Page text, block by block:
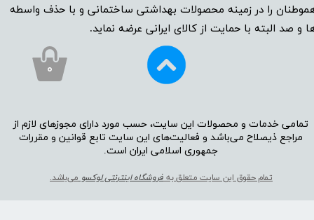
را در زمینه‌‌‌ محصولات بهداشتی ساختمانی و با حذف واسطه
و صد البته با حمایت از کالای ایرانی عرضه نماید.
تمامی خدمات و محصولات این سایت، حسب مورد دارای مجوز‌‌‌‌های لازم از
مراجع ذیصلاح می‌باشد و فعالیت‌‌‌‌های این سایت تابع قوانین و مقررات
جمهوری اسلامی ایران است.​​​​​​​
تمام حقوق این سایت متعلق بهفروشگاه اینترنتی لوکسومی‌باشد.
۰